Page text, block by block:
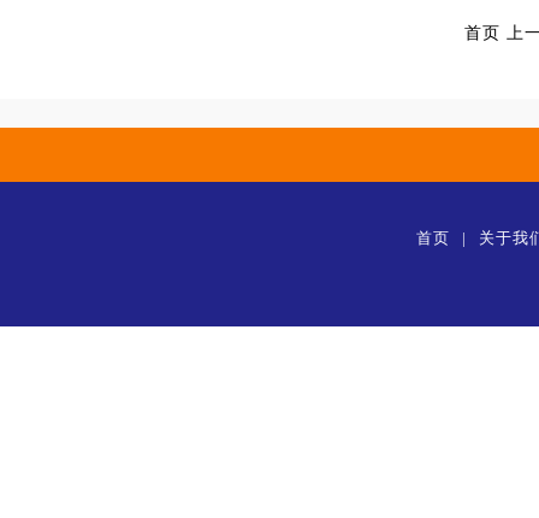
首页 上
首页 | 关于我